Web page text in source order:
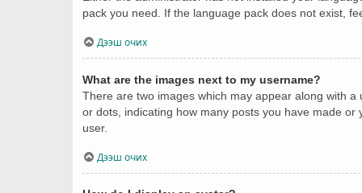
pack you need. If the language pack does not exist,
Дээш очих
What are the images next to my username?
There are two images which may appear along with
or dots, indicating how many posts you have made
user.
Дээш очих